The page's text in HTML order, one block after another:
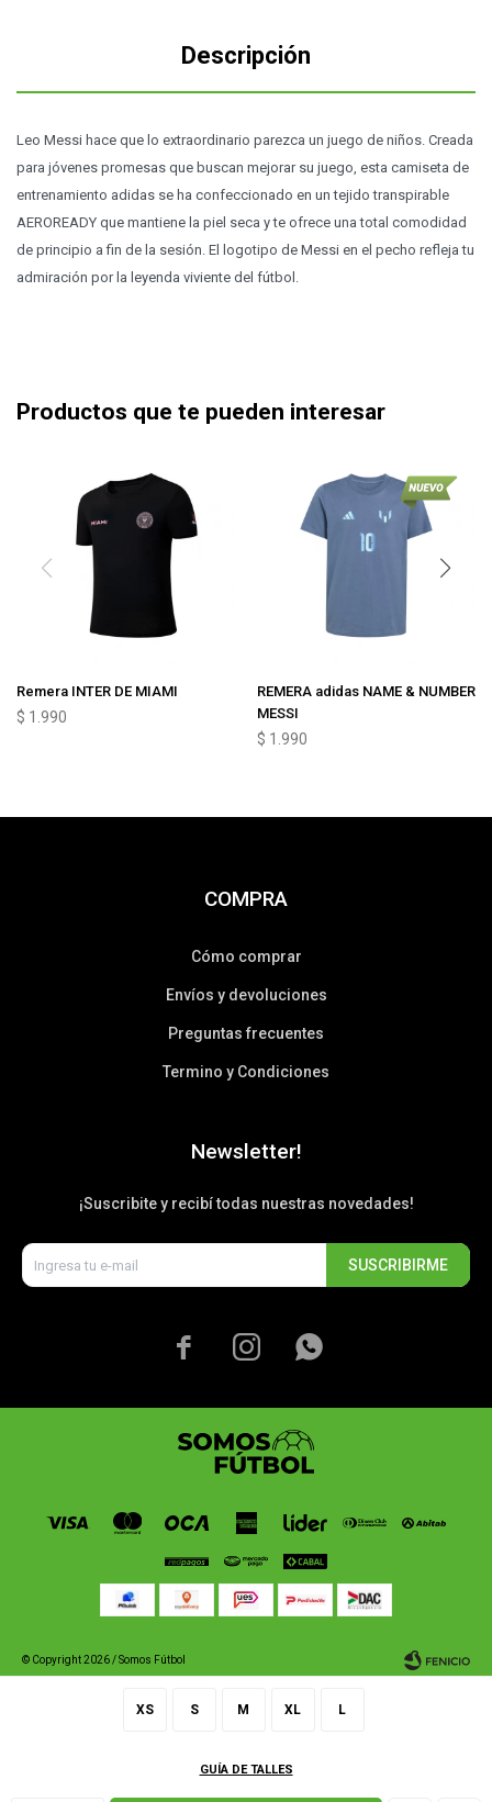
XS S M XL L
GUÍA DE TALLES
Descripción
Leo Messi hace que lo extraordinario parezca un juego de niños. Creada
para jóvenes promesas que buscan mejorar su juego, esta camiseta de
entrenamiento adidas se ha confeccionado en un tejido transpirable
AEROREADY que mantiene la piel seca y te ofrece una total comodidad
de principio a fin de la sesión. El logotipo de Messi en el pecho refleja tu
admiración por la leyenda viviente del fútbol.
Productos que te pueden interesar
Remera INTER DE MIAMI
$ 1.990
REMERA adidas NAME & NUMBER
MESSI
$ 1.990
COMPRA
Cómo comprar
Envíos y devoluciones
Preguntas frecuentes
Termino y Condiciones
Newsletter!
¡Suscribite y recibí todas nuestras novedades!
SUSCRIBIRME
  
© Copyright 2026 / Somos Fútbol